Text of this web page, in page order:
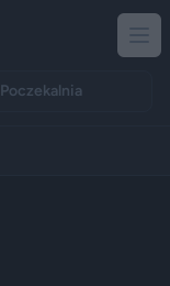
Poczekalnia